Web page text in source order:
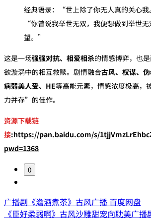
经典语录：“世上除了你无人真的关心我
“你曾说我举世无双，我便想做到举世
望。”
这是一场‌强强对抗、相爱相杀的情感博弈，也
欲漩涡中的相互救赎。剧情融合‌古风、权谋、伪
病弱美人受、HE等高能元素，情感浓度极高，
力并存”的佳作。
资源下载链
接:https://pan.baidu.com/s/
pwd=1368
0
广播剧《‌澹酒煮茶‌》古风广播 百度网盘
《臣好柔弱啊》古风沙雕甜宠向耽美广播